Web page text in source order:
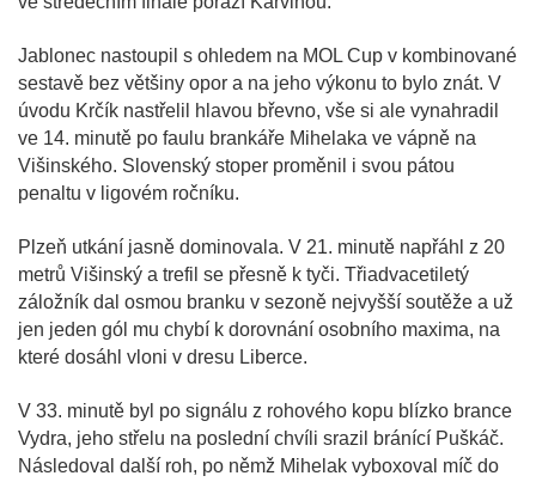
Jablonec nastoupil s ohledem na MOL Cup v kombinované
sestavě bez většiny opor a na jeho výkonu to bylo znát. V
úvodu Krčík nastřelil hlavou břevno, vše si ale vynahradil
ve 14. minutě po faulu brankáře Mihelaka ve vápně na
Višinského. Slovenský stoper proměnil i svou pátou
penaltu v ligovém ročníku.
Plzeň utkání jasně dominovala. V 21. minutě napřáhl z 20
metrů Višinský a trefil se přesně k tyči. Třiadvacetiletý
záložník dal osmou branku v sezoně nejvyšší soutěže a už
jen jeden gól mu chybí k dorovnání osobního maxima, na
které dosáhl vloni v dresu Liberce.
V 33. minutě byl po signálu z rohového kopu blízko brance
Vydra, jeho střelu na poslední chvíli srazil bránící Puškáč.
Následoval další roh, po němž Mihelak vyboxoval míč do